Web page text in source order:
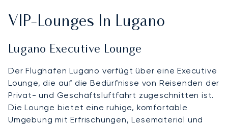
VIP-Lounges In Lugano
Lugano Executive Lounge
Der Flughafen Lugano verfügt über eine Executive
Lounge, die auf die Bedürfnisse von Reisenden der
Privat- und Geschäftsluftfahrt zugeschnitten ist.
Die Lounge bietet eine ruhige, komfortable
Umgebung mit Erfrischungen, Lesematerial und